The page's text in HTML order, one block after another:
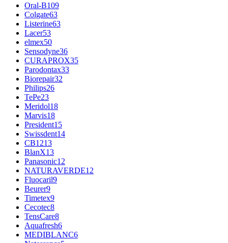
Oral-B109
Colgate63
Listerine63
Lacer53
elmex50
Sensodyne36
CURAPROX35
Parodontax33
Biorepair32
Philips26
TePe23
Meridol18
Marvis18
President15
Swissdent14
CB1213
BlanX13
Panasonic12
NATURAVERDE12
Fluocaril9
Beurer9
Timetex9
Cecotec8
TensCare8
Aquafresh6
MEDIBLANC6